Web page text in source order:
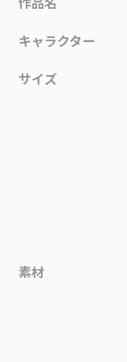
キャラクター
サイズ
素材